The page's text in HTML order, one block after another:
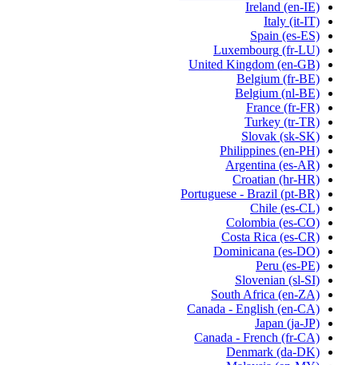
Ireland (en-IE)
Italy (it-IT)
Spain (es-ES)
Luxembourg (fr-LU)
United Kingdom (en-GB)
Belgium (fr-BE)
Belgium (nl-BE)
France (fr-FR)
Turkey (tr-TR)
Slovak (sk-SK)
Philippines (en-PH)
Argentina (es-AR)
Croatian (hr-HR)
Portuguese - Brazil (pt-BR)
Chile (es-CL)
Colombia (es-CO)
Costa Rica (es-CR)
Dominicana (es-DO)
Peru (es-PE)
Slovenian (sl-SI)
South Africa (en-ZA)
Canada - English (en-CA)
Japan (ja-JP)
Canada - French (fr-CA)
Denmark (da-DK)